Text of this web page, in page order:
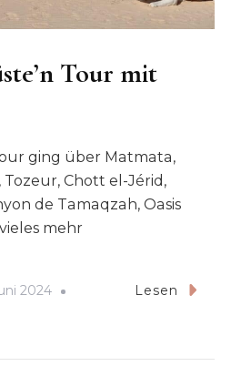
Tour mit
ging über Matmata,
Tozeur, Chott el-Jérid,
de Tamaqzah, Oasis
mehr
2024 Lesen